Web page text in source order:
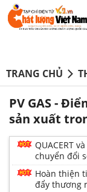
TRANG CHỦ
PV GAS -
sản xuất
QUACERT
chuyển đổi
Hoàn thiện
đẩy thương